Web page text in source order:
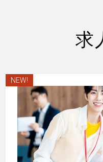
求
NEW!